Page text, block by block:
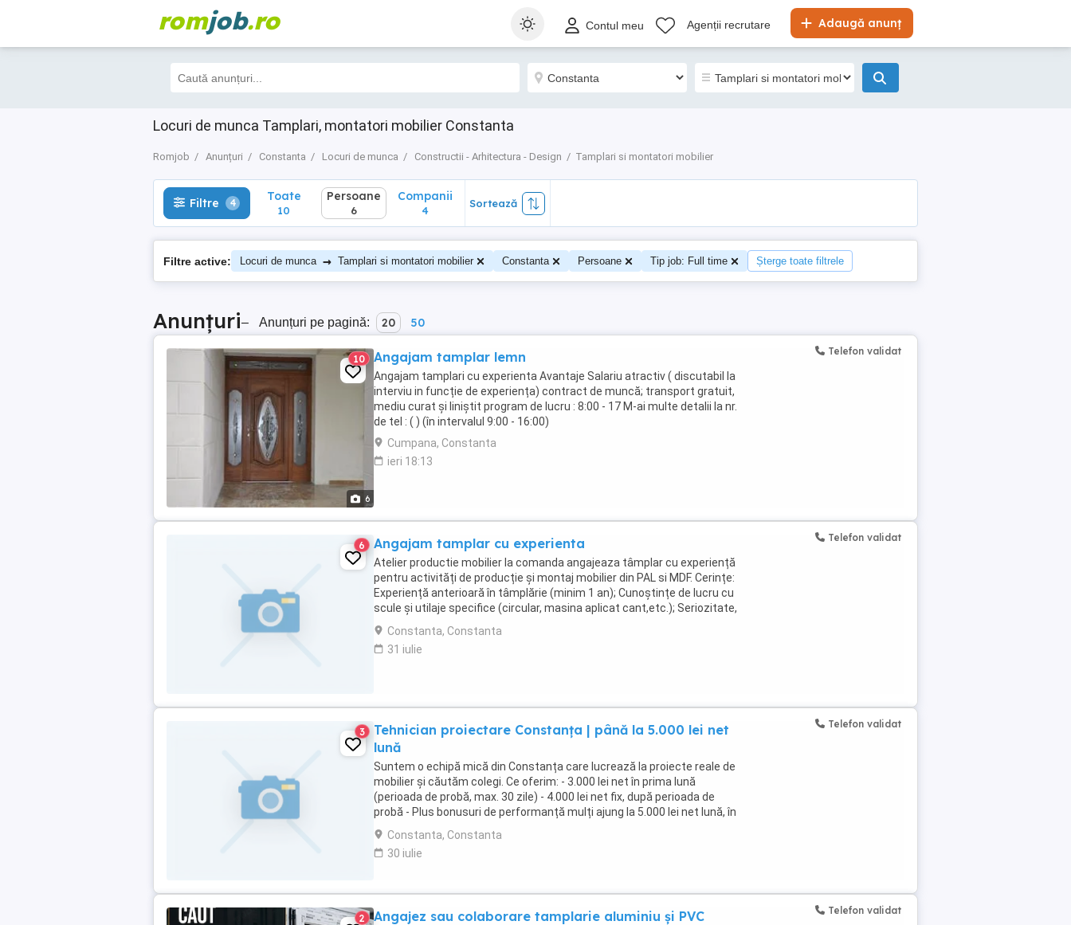
romjob.ro Adaugă anunț
Contul meu Agenții recrutare
Locuri de munca Tamplari, montatori mobilier Constanta
Romjob Anunțuri Constanta Locuri de munca Constructii - Arhitectura - Design Tamplari si montatori mobilier
Filtre 4 Toate
10
Filtre 4 Toate
10
Persoane
6
Companii
4
Sortează
Filtre active: Locuri de munca → Tamplari si montatori mobilier Constanta Persoane Tip job: Full time Șterge toate filtrele
Anunțuri– Anunțuri pe pagină: 20 50
6
10 Angajam tamplar lemn
Angajam tamplari cu experienta Avantaje Salariu atractiv ( discutabil la
interviu in funcție de experiența) contract de muncă; transport gratuit,
mediu curat și liniștit program de lucru : 8:00 - 17 M-ai multe detalii la nr.
de tel : ( ) (în intervalul 9:00 - 16:00)
Cumpana, Constanta
ieri 18:13
Telefon validat
6 Angajam tamplar cu experienta
Atelier productie mobilier la comanda angajeaza tâmplar cu experiență
pentru activități de producție și montaj mobilier din PAL si MDF. Cerințe:
Experiență anterioară în tâmplărie (minim 1 an); Cunoștințe de lucru cu
scule și utilaje specifice (circular, masina aplicat cant,etc.); Seriozitate,
...
Constanta, Constanta
31 iulie
Telefon validat
3
Tehnician proiectare Constanța | până la 5.000 lei net
lună
Suntem o echipă mică din Constanța care lucrează la proiecte reale de
mobilier și căutăm colegi. Ce oferim: - 3.000 lei net în prima lună
(perioada de probă, max. 30 zile) - 4.000 lei net fix, după perioada de
probă - Plus bonusuri de performanță mulți ajung la 5.000 lei net lună, în
...
Constanta, Constanta
30 iulie
Telefon validat
2 Angajez sau colaborare tamplarie aluminiu și PVC Telefon validat